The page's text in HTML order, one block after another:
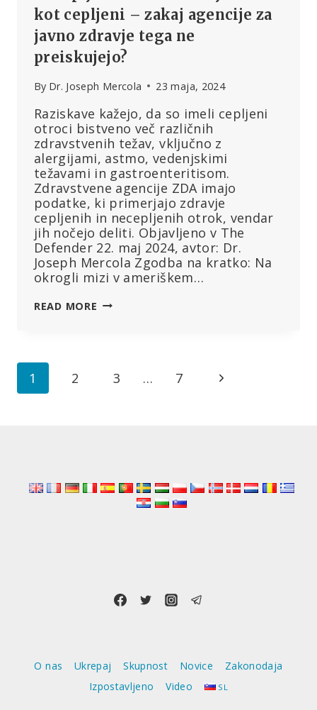
kot cepljeni – zakaj agencije za
javno zdravje tega ne
preiskujejo?
By Dr. Joseph Mercola 23 maja, 2024
Raziskave kažejo, da so imeli cepljeni
otroci bistveno več različnih
zdravstvenih težav, vključno z
alergijami, astmo, vedenjskimi
težavami in gastroenteritisom.
Zdravstvene agencije ZDA imajo
podatke, ki primerjajo zdravje
cepljenih in necepljenih otrok, vendar
jih nočejo deliti. Objavljeno v The
Defender 22. maj 2024, avtor: Dr.
Joseph Mercola Zgodba na kratko: Na
okrogli mizi v ameriškem…
READ MORE NECEPLJENI
KOT
ZDRAVJE
Page
1 2 3 … 7
Next
O nas Ukrepaj Skupnost Novice
Zakonodaja
Izpostavljeno
Video SL